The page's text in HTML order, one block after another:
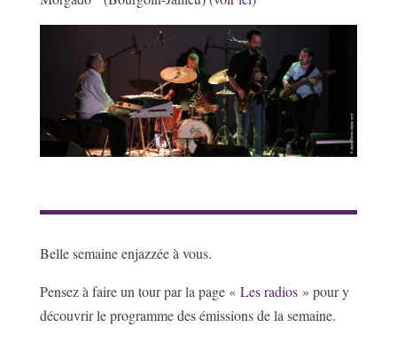
Belle semaine enjazzée à vous.
Pensez à faire un tour par la page « Les radios» pour y
découvrir le programme des émissions de la semaine.